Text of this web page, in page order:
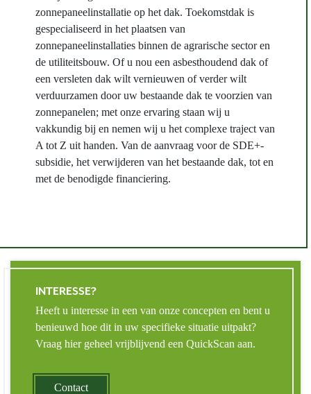
zonnepaneelinstallatie op het dak. Toekomstdak is
gespecialiseerd in het plaatsen van
zonnepaneelinstallaties binnen de agrarische sector en
de utiliteitsbouw. Of u nou een asbesthoudend dak of
een versleten dak wilt vernieuwen of verder wilt
verduurzamen door uw bestaande dak te voorzien van
zonnepanelen; met onze ervaring staan wij u
vakkundig bij en nemen wij u het complexe traject van
A tot Z uit handen. Van de aanvraag voor de SDE+-
subsidie, het verwijderen van het bestaande dak, tot en
met de benodigde financiering.
INTERESSE?
Heeft u interesse in een van onze concepten en bent u
benieuwd hoe dit in uw specifieke situatie uitpakt?
Vraag hier geheel vrijblijvend een QuickScan aan.
Contact